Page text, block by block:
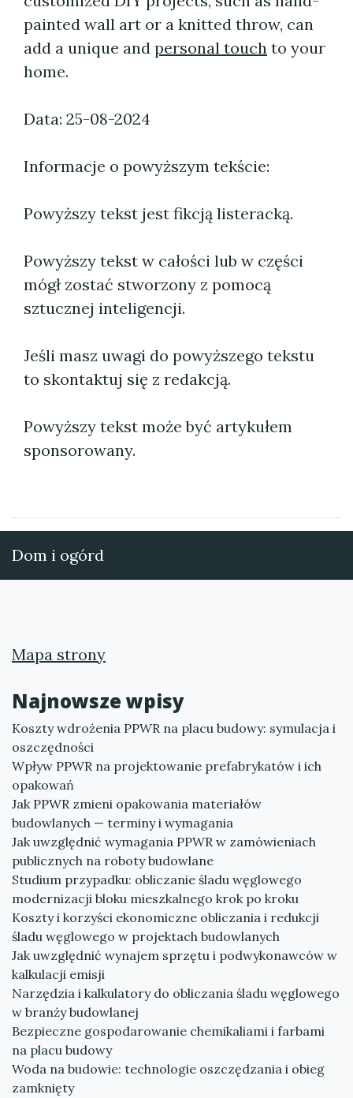
painted wall art or a knitted throw, can
add a unique and personal touch to your
home.
Data: 25-08-2024
Informacje o powyższym tekście:
Powyższy tekst jest fikcją listeracką.
Powyższy tekst w całości lub w części
mógł zostać stworzony z pomocą
sztucznej inteligencji.
Jeśli masz uwagi do powyższego tekstu
to skontaktuj się z redakcją.
Powyższy tekst może być artykułem
sponsorowany.
Dom i ogórd
Mapa strony
Najnowsze wpisy
Koszty wdrożenia PPWR na placu budowy: symulacja i
oszczędności
Wpływ PPWR na projektowanie prefabrykatów i ich
opakowań
Jak PPWR zmieni opakowania materiałów
budowlanych — terminy i wymagania
Jak uwzględnić wymagania PPWR w zamówieniach
publicznych na roboty budowlane
Studium przypadku: obliczanie śladu węglowego
modernizacji bloku mieszkalnego krok po kroku
Koszty i korzyści ekonomiczne obliczania i redukcji
śladu węglowego w projektach budowlanych
Jak uwzględnić wynajem sprzętu i podwykonawców w
kalkulacji emisji
Narzędzia i kalkulatory do obliczania śladu węglowego
w branży budowlanej
Bezpieczne gospodarowanie chemikaliami i farbami
na placu budowy
Woda na budowie: technologie oszczędzania i obieg
zamknięty